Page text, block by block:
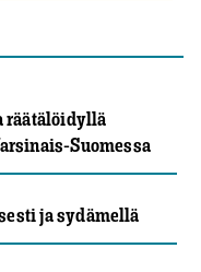
räätälöidyllä
Suomessa
ja sydämellä